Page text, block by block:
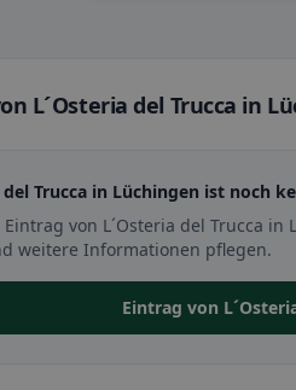
L´Osteria del Trucca in
del Trucca in Lüchingen ist noch
von L´Osteria del Trucca
weitere Informationen pflegen.
Eintrag von